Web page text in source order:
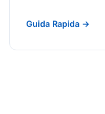
Guida Rapida →